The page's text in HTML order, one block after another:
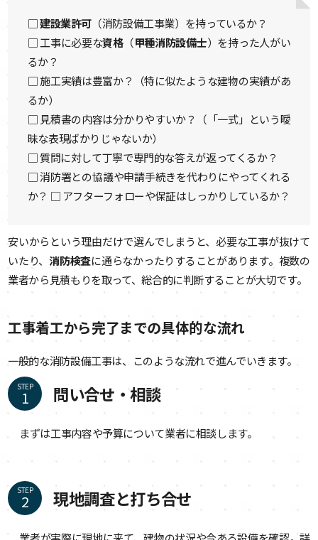
□建設業許可 （消防設備工事業）を持っているか？
□ 工事に必要な資格（甲種消防設備士）を持った人がい
るか？
□ 施工実績は豊富か？（特に似たような建物の実績があ
るか）
□ 見積書の内容は分かりやすいか？（「一式」という曖
昧な表現ばかりじゃないか）
□ 質問に対して丁寧で専門的な答えが返ってくるか？
□ 消防署との協議や申請手続きを代わりにやってくれる
か？ □ アフターフォローや保証はしっかりしているか？
安いからという理由だけで選んでしまうと、必要な工事が抜けて
いたり、消防検査に通らなかったりすることがあります。複数の
業者から見積もりを取って、総合的に判断することが大切です。
工事着工から完了までの具体的な流れ
一般的な消防設備工事は、このような流れで進んでいきます。
STEP 問い合せ・相談
まずは工事内容や予算について業者に相談します。
STEP 現地調査と打ち合せ